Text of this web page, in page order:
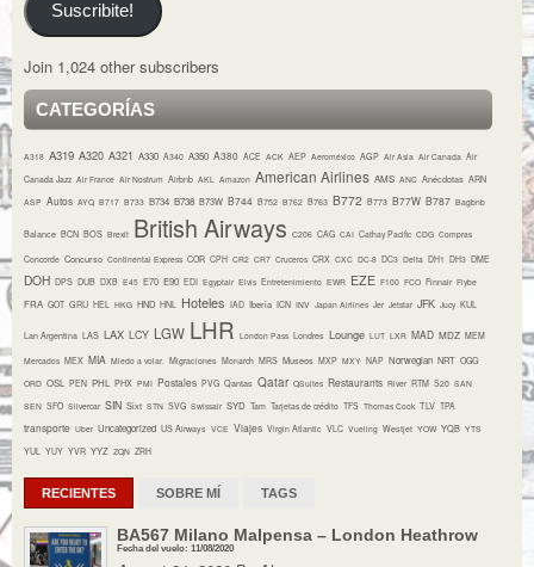
Suscribite!
Join 1,024 other subscribers
CATEGORÍAS
A318 A319 A320 A321 A330 A340 A350 A380 ACE ACK AEP Aeroméxico AGP Air Asia Air Canada Air
Canada Jazz Air France Air Nostrum Airbnb AKL Amazon American Airlines AMS ANC Anécdotas ARN
ASP Autos AYQ B717 B733 B734 B738 B73W B744 B752 B762 B763 B772 B773 B77W B787 Bagbnb
Balance BCN BOS Brexit British Airways C206 CAG CAI Cathay Pacific CDG Compras
Concorde Concurso Continental Express COR CPH CR2 CR7 Cruceros CRX CXC DC-8 DC3 Delta DH1 DH3 DME
DOH DPS DUB DXB E45 E70 E90 EDI Egyptair Elvis Entretenimiento EWR EZE F100 FCO Finnair Flybe
FRA GOT GRU HEL HKG HND HNL Hoteles IAD Iberia ICN INV Japan Airlines Jer Jetstar JFK Jucy KUL
Lan Argentina LAS LAX LCY LGW LHR London Pass Londres Lounge LUT LXR MAD MDZ MEM
Mercados MEX MIA Miedo a volar. Migraciones Monarch MRS Museos MXP MXY NAP Norwegian NRT OGG
ORD OSL PEN PHL PHX PMI Postales PVG Qantas Qatar QSuites Restaurants River RTM S20 SAN
SEN SFO Silvercar SIN Sixt STN SVG Swissair SYD Tam Tarjetas de crédito TFS Thomas Cook TLV TPA
transporte Uber Uncategorized US Airways VCE Viajes Virgin Atlantic VLC Vueling Westjet YOW YQB YTS
YUL YUY YVR YYZ ZQN ZRH
RECIENTES SOBRE MÍ TAGS
BA567 Milano Malpensa – London Heathrow
Fecha del vuelo: 11/08/2020